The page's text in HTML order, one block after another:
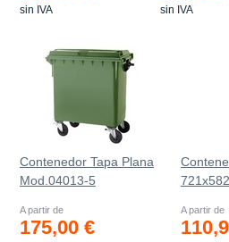
sin IVA sin IVA
Contenedor Tapa Plana
Mod.04013-5
A partir de
175,00 €
A partir de